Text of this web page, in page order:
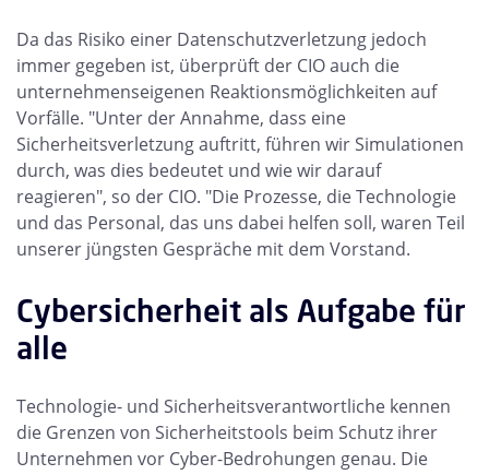
Da das Risiko einer Datenschutzverletzung jedoch
immer gegeben ist, überprüft der CIO auch die
unternehmenseigenen Reaktionsmöglichkeiten auf
Vorfälle. "Unter der Annahme, dass eine
Sicherheitsverletzungauftritt, führen wir Simulationen
durch, was dies bedeutet und wie wir darauf
reagieren", so der CIO. "Die Prozesse, die Technologie
und das Personal, das uns dabei helfen soll, waren Teil
unserer jüngsten Gespräche mit dem Vorstand.
Cybersicherheit als Aufgabe für
alle
Technologie- und Sicherheitsverantwortliche kennen
die Grenzen von Sicherheitstools beim Schutz ihrer
Unternehmen vor Cyber-Bedrohungen genau. Die